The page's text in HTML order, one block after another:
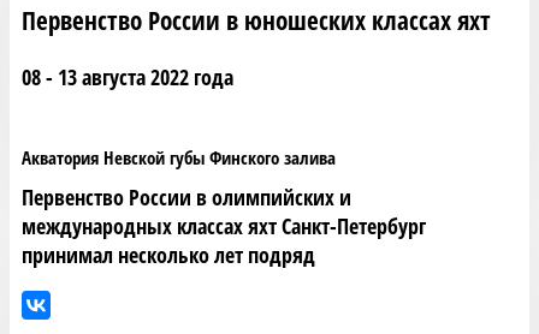
Первенство России в юношеских классах яхт
08 - 13 августа 2022 года
Акватория Невской губы Финского залива
Первенство России в олимпийских и
международных классах яхт Санкт-Петербург
принимал несколько лет подряд